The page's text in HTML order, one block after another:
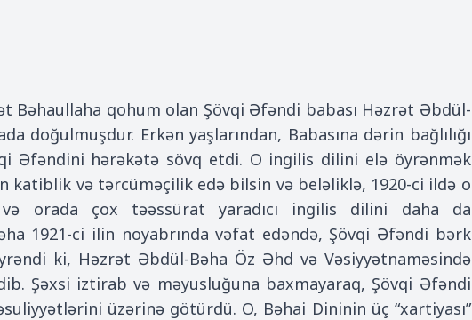
Bəhaullaha qohum olan Şövqi Əfəndi babası Həzrət Əbdül-
doğulmuşdur. Erkən yaşlarından, Babasına dərin bağlılığı
Əfəndini hərəkətə sövq etdi. O ingilis dilini elə öyrənmək
katiblik və tərcüməçilik edə bilsin və beləliklə, 1920-ci ildə o
orada çox təəssürat yaradıcı ingilis dilini daha da
1921-ci ilin noyabrında vəfat edəndə, Şövqi Əfəndi bərk
ki, Həzrət Əbdül-Bəha Öz Əhd və Vəsiyyətnaməsində
Şəxsi iztirab və məyusluğuna baxmayaraq, Şövqi Əfəndi
üzərinə götürdü. O, Bəhai Dininin üç “xartiyası”